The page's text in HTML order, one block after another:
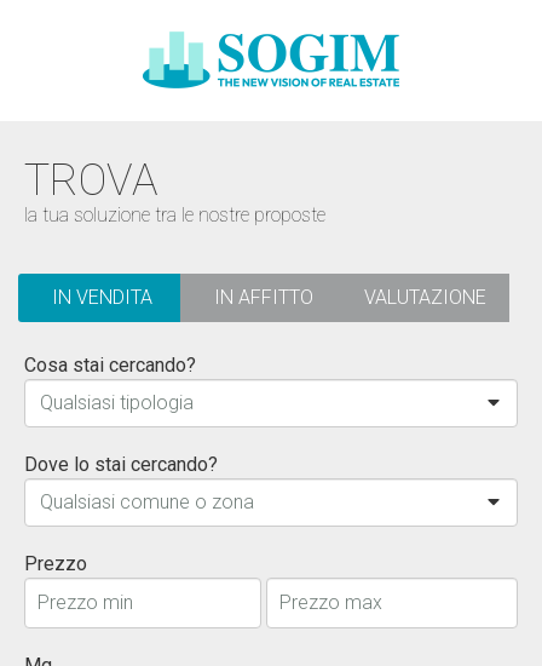
TROVA
la tua soluzione tra le nostre proposte
IN VENDITA IN AFFITTO VALUTAZIONE
Cosa stai cercando?
Qualsiasi tipologia
Dove lo stai cercando?
Qualsiasi comune o zona
Prezzo